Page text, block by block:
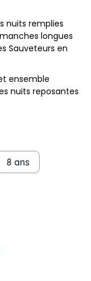
nuits remplies
longues
Sauveteurs en
ensemble
nuits reposantes
8 ans